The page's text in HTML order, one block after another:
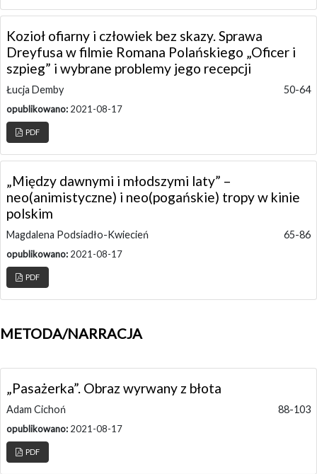
Kozioł ofiarny i człowiek bez skazy. Sprawa
Dreyfusa w filmie Romana Polańskiego „Oficer i
szpieg” i wybrane problemy jego recepcji
Łucja Demby 50-64
opublikowano: 2021-08-17
PDF
„Między dawnymi i młodszymi laty” –
neo(animistyczne) i neo(pogańskie) tropy w kinie
polskim
Magdalena Podsiadło-Kwiecień 65-86
opublikowano: 2021-08-17
PDF
METODA/NARRACJA
„Pasażerka”. Obraz wyrwany z błota
Adam Cichoń 88-103
opublikowano: 2021-08-17
PDF